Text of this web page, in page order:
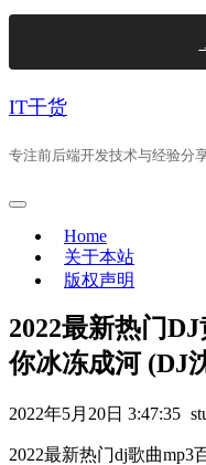
Skip
IT干货
专注前后端开发技术与经验分
Home
关于本站
版权声明
2022最新热门
你冰冻成河 (DJ
2022年5月20日 3:47:35
2022最新热门dj歌曲mp3